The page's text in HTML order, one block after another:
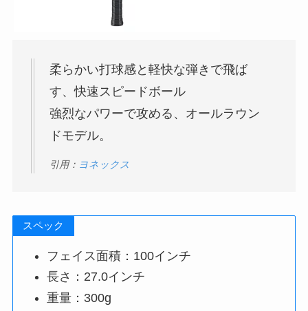
柔らかい打球感と軽快な弾きで飛ば
す、快速スピードボール
強烈なパワーで攻める、オールラウン
ドモデル。
引用： ヨネックス
スペック
フェイス面積：100インチ
長さ：27.0インチ
重量：300g